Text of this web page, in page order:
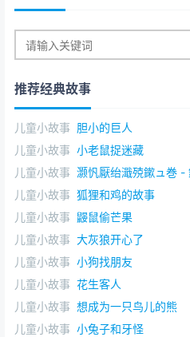
推荐经典故事
儿童小故事 胆小的巨人
儿童小故事 小老鼠捉迷藏
儿童小故事 灏忛厭绐濈殑鏉ュ巻
儿童小故事 狐狸和鸡的故事
儿童小故事 鼹鼠偷芒果
儿童小故事 大灰狼开心了
儿童小故事 小狗找朋友
儿童小故事 花生客人
儿童小故事 想成为一只鸟儿的熊
儿童小故事 小兔子和牙怪